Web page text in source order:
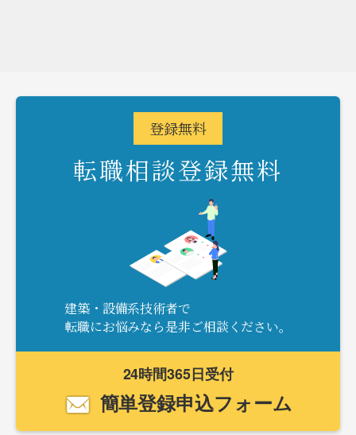
登録無料
転職相談登録無料
建築・設備系技術者で
転職にお悩みなら是非ご相談ください。
24時間365日受付
簡単登録申込フォーム